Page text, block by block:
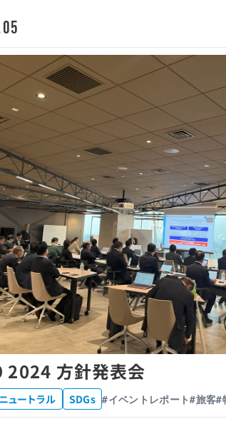
2024 方針発表会
ュートラル SDGs #イベントレポート#旅客#